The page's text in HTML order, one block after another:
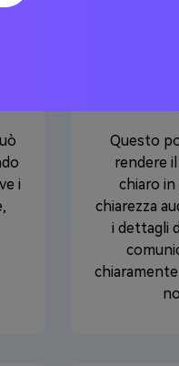
i
Questo
rendere
chiaro in
chiarezza
i dettagli